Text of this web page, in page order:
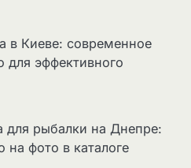
в Киеве: современное
для эффективного
для рыбалки на Днепре:
на фото в каталоге